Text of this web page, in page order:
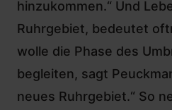
hinzukommen.“ Und
Ruhrgebiet, bedeutet
wolle die Phase des
begleiten, sagt
neues Ruhrgebiet.“ So